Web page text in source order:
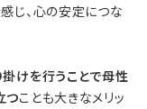
じ、心の安定につな
けを行うことで母性
つことも大きなメリッ